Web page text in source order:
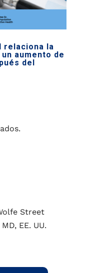
relaciona la
aumento de
del
Street
EE. UU.